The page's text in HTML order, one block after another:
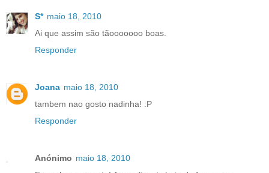
S* maio 18, 2010
Ai que assim são tãooooooo boas.
Responder
Joana maio 18, 2010
tambem nao gosto nadinha! :P
Responder
Anónimo maio 18, 2010